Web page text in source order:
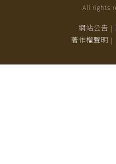
All rights
網站公告 |
著作權聲明 |